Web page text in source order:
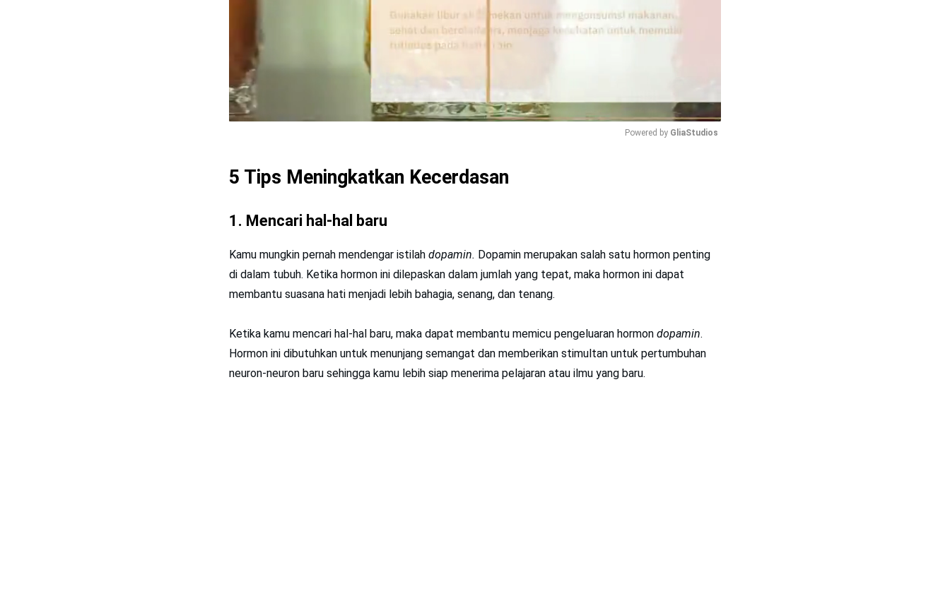
Powered by GliaStudios
5 Tips Meningkatkan Kecerdasan
1. Mencari hal-hal baru
Kamu mungkin pernah mendengar istilah dopamin. Dopamin merupakan salah satu hormon penting
di dalam tubuh. Ketika hormon ini dilepaskan dalam jumlah yang tepat, maka hormon ini dapat
membantu suasana hati menjadi lebih bahagia, senang, dan tenang.
Ketika kamu mencari hal-hal baru, maka dapat membantu memicu pengeluaran hormon dopamin.
Hormon ini dibutuhkan untuk menunjang semangat dan memberikan stimultan untuk pertumbuhan
neuron-neuron baru sehingga kamu lebih siap menerima pelajaran atau ilmu yang baru.